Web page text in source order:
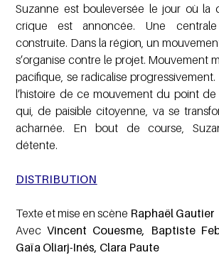
Suzanne est bouleversée le jour où la
crique est annoncée. Une
construite. Dans la région, un
s’organise contre le projet. Mouvement
pacifique, se radicalise
l’histoire de ce mouvement du point
qui, de paisible citoyenne, va se
acharnée. En bout de course,
détente.
DISTRIBUTION
Texte et mise en scène Raphaël Gautier
AvecVincent Couesme, Baptiste
Gaïa Oliarj-Inés, Clara Paute